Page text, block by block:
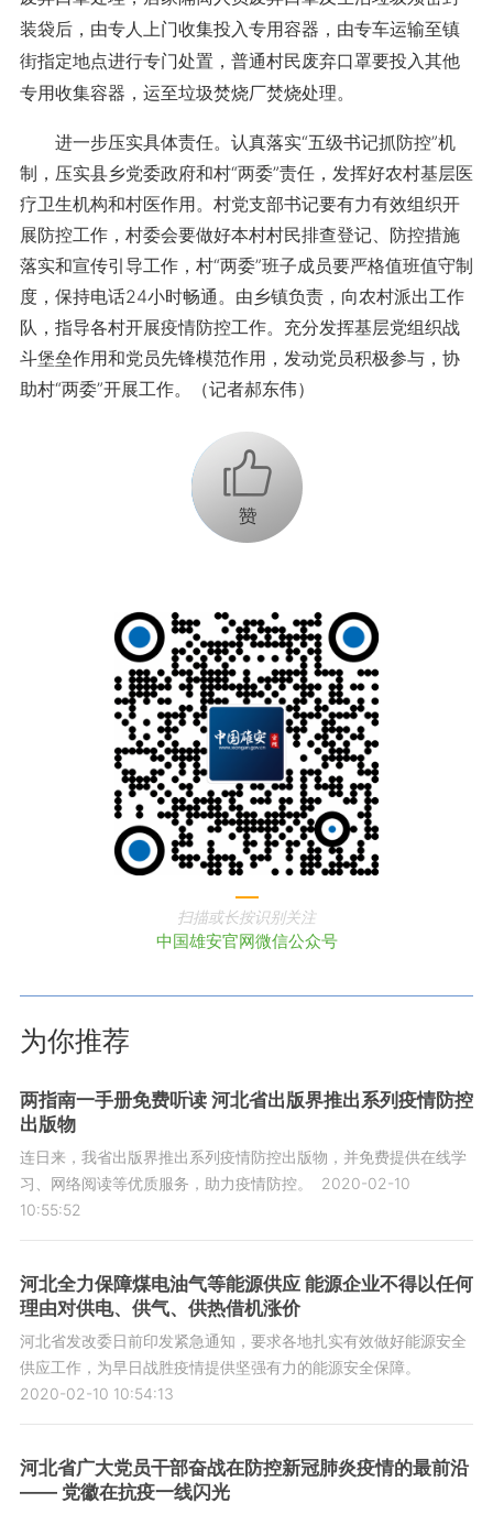
装袋后，由专人上门收集投入专用容器，由专车运输至镇
街指定地点进行专门处置，普通村民废弃口罩要投入其他
专用收集容器，运至垃圾焚烧厂焚烧处理。
进一步压实具体责任。认真落实“五级书记抓防控”机
制，压实县乡党委政府和村“两委”责任，发挥好农村基层医
疗卫生机构和村医作用。村党支部书记要有力有效组织开
展防控工作，村委会要做好本村村民排查登记、防控措施
落实和宣传引导工作，村“两委”班子成员要严格值班值守制
度，保持电话24小时畅通。由乡镇负责，向农村派出工作
队，指导各村开展疫情防控工作。充分发挥基层党组织战
斗堡垒作用和党员先锋模范作用，发动党员积极参与，协
助村“两委”开展工作。（记者郝东伟）
+1
扫描或长按识别关注
中国雄安官网微信公众号
为你推荐
两指南一手册免费听读 河北省出版界推出系列疫情防控
出版物
连日来，我省出版界推出系列疫情防控出版物，并免费提供在线学
习、网络阅读等优质服务，助力疫情防控。
2020-02-10
10:55:52
河北全力保障煤电油气等能源供应 能源企业不得以任何
理由对供电、供气、供热借机涨价
河北省发改委日前印发紧急通知，要求各地扎实有效做好能源安全
供应工作，为早日战胜疫情提供坚强有力的能源安全保障。
2020-02-10 10:54:13
河北省广大党员干部奋战在防控新冠肺炎疫情的最前沿
—— 党徽在抗疫一线闪光